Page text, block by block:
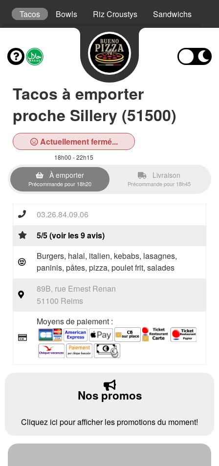
Tacos Bowls Riz Croustys Sandwichs
Tacos à emporter
proche Sillery (51500)
Actuellement fermé...
18h00 - 22h15
À emporter
Précommande pour 18h20
Livraison
Précommande pour 18h45
03.26.84.09.06
5/5 (voir les 9 avis)
Burgers, halal, italien, kebabs, lasagnes,
paninis, pâtes, pizza, poulet frit, salades
89B, rue Ernest Renan
51100 Reims
Moyens de paiement :
Nos promos
Cliquez ici pour afficher les promotions du moment!